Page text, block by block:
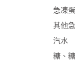
急凍
其他
汽水
糖、